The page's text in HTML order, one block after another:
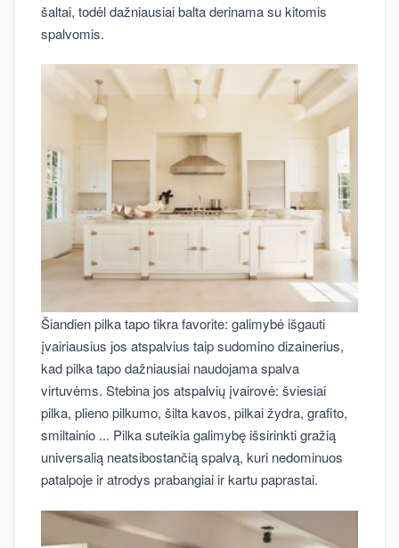
šaltai, todėl dažniausiai balta derinama su kitomis
spalvomis.
Šiandien pilka tapo tikra favorite: galimybė išgauti
įvairiausius jos atspalvius taip sudomino dizainerius,
kad pilka tapo dažniausiai naudojama spalva
virtuvėms. Stebina jos atspalvių įvairovė: šviesiai
pilka, plieno pilkumo, šilta kavos, pilkai žydra, grafito,
smiltainio ... Pilka suteikia galimybę išsirinkti gražią
universalią neatsibostančią spalvą, kuri nedominuos
patalpoje ir atrodys prabangiai ir kartu paprastai.